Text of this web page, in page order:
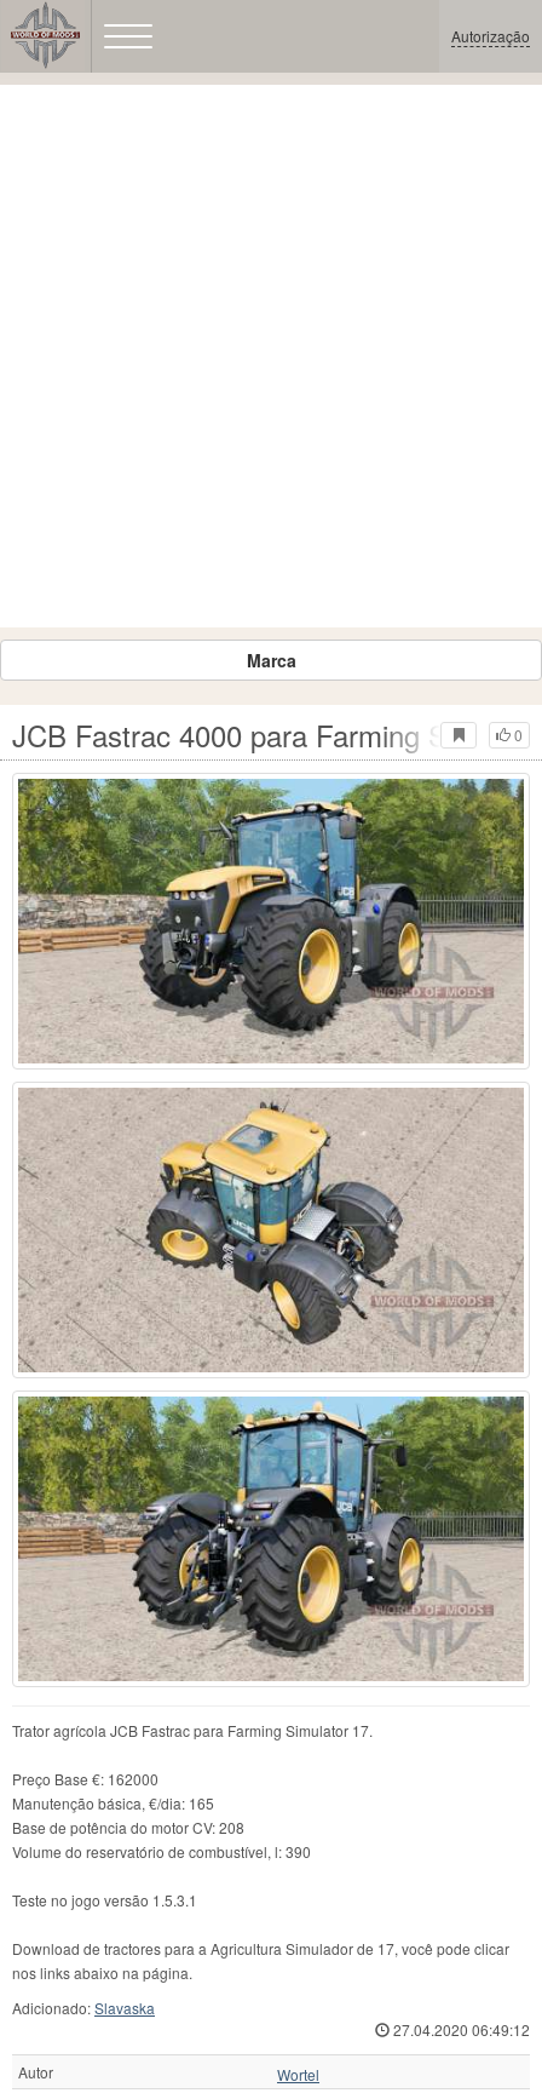
Autorização
Marca
0
JCB Fastrac 4000 para Farming
Trator agrícola JCB Fastrac para Farming Simulator 17.
Preço Base €: 162000
Manutenção básica, €/dia: 165
Base de potência do motor CV: 208
Volume do reservatório de combustível, l: 390
Teste no jogo versão 1.5.3.1
Download de tractores para a Agricultura Simulador de 17, você pode clicar
nos links abaixo na página.
Adicionado:Slavaska
27.04.2020 06:49:12
Autor
Wortel